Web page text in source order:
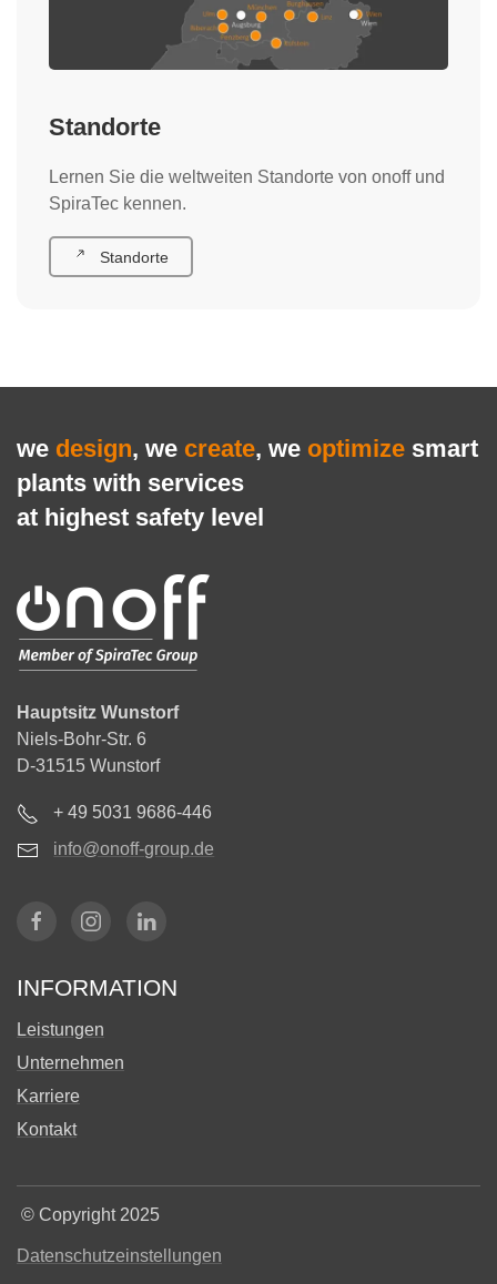
Standorte
Lernen Sie die weltweiten Standorte von onoff und
SpiraTec kennen.
Standorte
we design, we create, we optimize smart
plants with services
at highest safety level
Hauptsitz Wunstorf
Niels-Bohr-Str. 6
D-31515 Wunstorf
+ 49 5031 9686-446
info@onoff-group.de
INFORMATION
Leistungen
Unternehmen
Karriere
Kontakt
© Copyright 2025
Datenschutzeinstellungen